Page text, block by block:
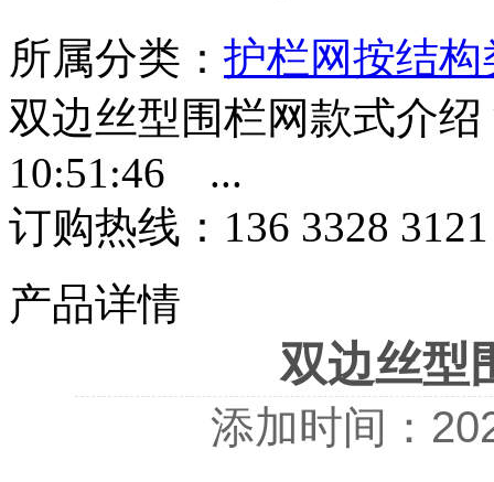
所属分类： 护栏网按结
双边丝型围栏网款式介
10:51:46 ...
订购热线： 136 3328 3121
产品详情
双边丝型
添加时间：